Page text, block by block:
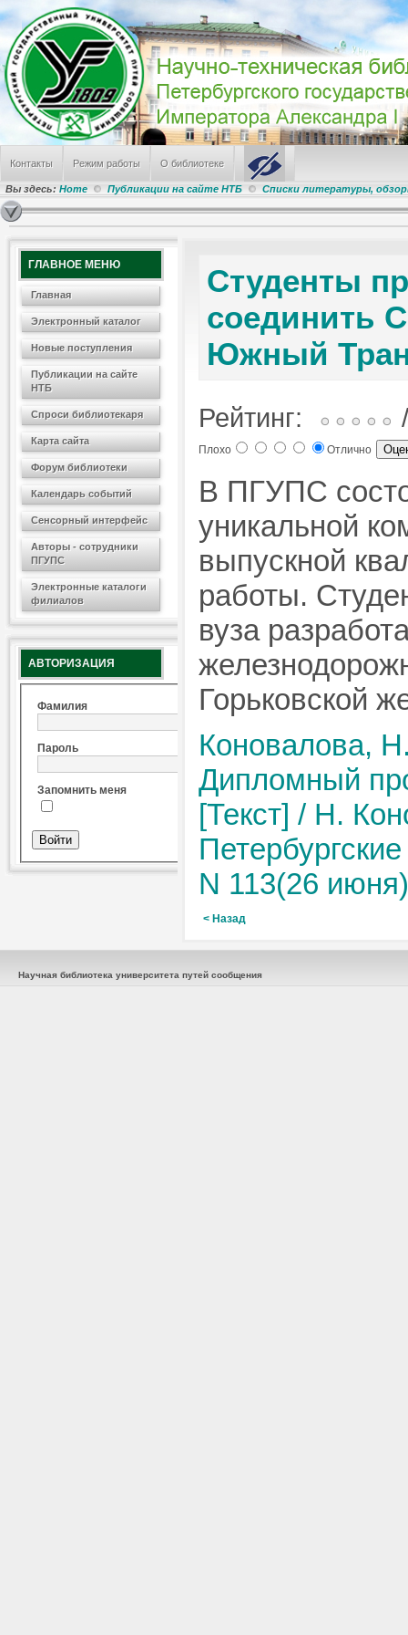
Контакты Режим работы О библиотеке
Вы здесь: Home Публикации на сайте НТБ Списки литературы,
ГЛАВНОЕ МЕНЮ
Главная
Электронный каталог
Новые поступления
Публикации на сайте
НТБ
Спроси библиотекаря
Карта сайта
Форум библиотеки
Календарь событий
Сенсорный интерфейс
Авторы - сотрудники
ПГУПС
Электронные каталоги
филиалов
АВТОРИЗАЦИЯ
Фамилия
Пароль
Запомнить меня
Студенты
соединить
Южный
Рейтинг:
Плохо Отлично
В ПГУПС
уникальной
выпускной
работы.
вуза
Горьковской
Коновалова,
Дипломный
[Текст] / Н.
N 113(26
< Назад
Научная библиотека университета путей сообщения